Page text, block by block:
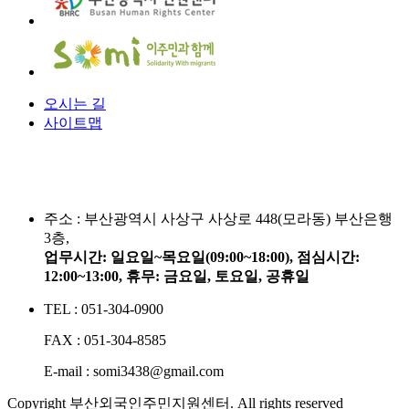
오시는 길
사이트맵
주소 : 부산광역시 사상구 사상로 448(모라동) 부산은행
3층,
업무시간: 일요일~목요일(09:00~18:00), 점심시간:
12:00~13:00, 휴무: 금요일, 토요일, 공휴일
TEL : 051-304-0900
FAX : 051-304-8585
E-mail : somi3438@gmail.com
Copyright 부산외국인주민지원센터. All rights reserved